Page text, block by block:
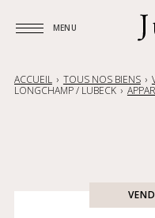
MENU
ACCUEIL TOUS NOS BIENS
LONGCHAMP / LUBECK